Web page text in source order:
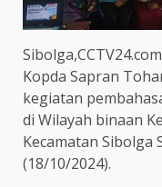
Kopda Sapran
kegiatan
di Wilayah binaan
Kecamatan Sibolga
(18/10/2024).